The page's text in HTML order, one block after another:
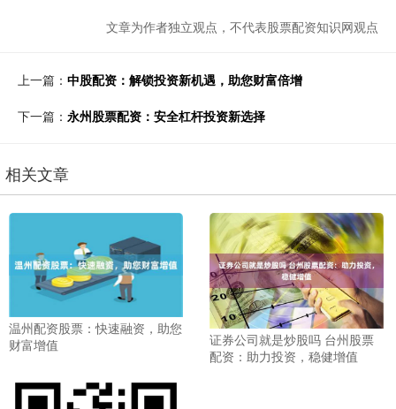
文章为作者独立观点，不代表股票配资知识网观点
上一篇： 中股配资：解锁投资新机遇，助您财富倍增
下一篇： 永州股票配资：安全杠杆投资新选择
相关文章
温州配资股票：快速融资，助您
财富增值
证券公司就是炒股吗 台州股票
配资：助力投资，稳健增值